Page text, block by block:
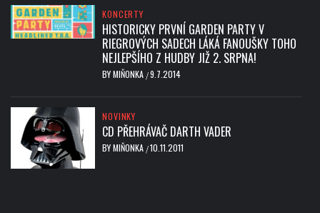
KONCERTY
HISTORICKY PRVNÍ GARDEN PARTY V
RIEGROVÝCH SADECH LÁKÁ FANOUŠKY TOHO
NEJLEPŠÍHO Z HUDBY JIŽ 2. SRPNA!
BYMIŇONKA /9.7.2014
NOVINKY
CD PŘEHRÁVAČ DARTH VADER
BYMIŇONKA /10.11.2011